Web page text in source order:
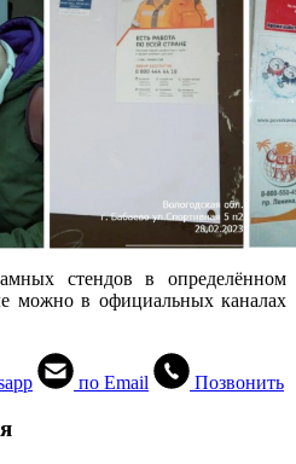
стендов в определённом
можно в официальных каналах
по Email Позвонить